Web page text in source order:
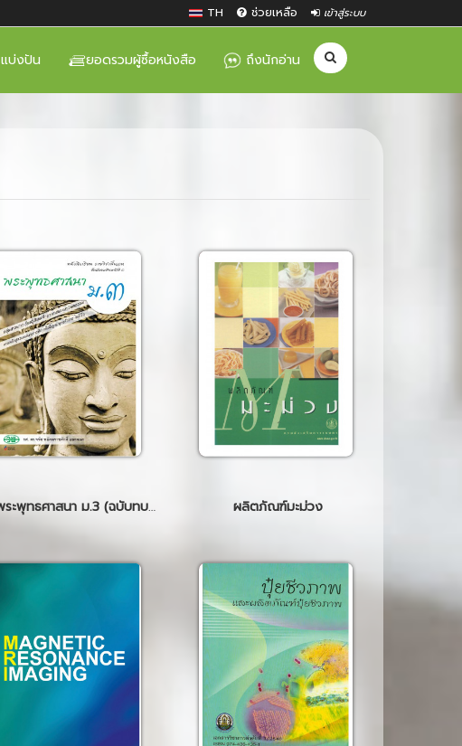
TH ช่วยเหลือ เข้าสู่ระบบ
แบ่งปัน ยอดรวมผู้ซื้อหนังสือ ถึงนักอ่าน
บร. พระพุทธศาสนา ม.3 (ฉบับทบทวน) ผลิตภัณฑ์มะม่วง